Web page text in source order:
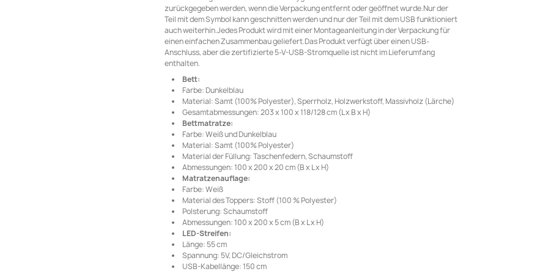
zurückgegeben werden, wenn die Verpackung entfernt oder geöffnet wurde.Nur der
Teil mit dem Symbol kann geschnitten werden und nur der Teil mit dem USB funktioniert
auch weiterhin.Jedes Produkt wird mit einer Montageanleitung in der Verpackung für
einen einfachen Zusammenbau geliefert.Das Produkt verfügt über einen USB-
Anschluss, aber die zertifizierte 5-V-USB-Stromquelle ist nicht im Lieferumfang
enthalten.
Bett:
Farbe: Dunkelblau
Material: Samt (100% Polyester), Sperrholz, Holzwerkstoff, Massivholz (Lärche)
Gesamtabmessungen: 203 x 100 x 118/128 cm (L x B x H)
Bettmatratze:
Farbe: Weiß und Dunkelblau
Material: Samt (100% Polyester)
Material der Füllung: Taschenfedern, Schaumstoff
Abmessungen: 100 x 200 x 20 cm (B x L x H)
Matratzenauflage:
Farbe: Weiß
Material des Toppers: Stoff (100 % Polyester)
Polsterung: Schaumstoff
Abmessungen: 100 x 200 x 5 cm (B x L x H)
LED-Streifen:
Länge: 55 cm
Spannung: 5V, DC/Gleichstrom
USB-Kabellänge: 150 cm